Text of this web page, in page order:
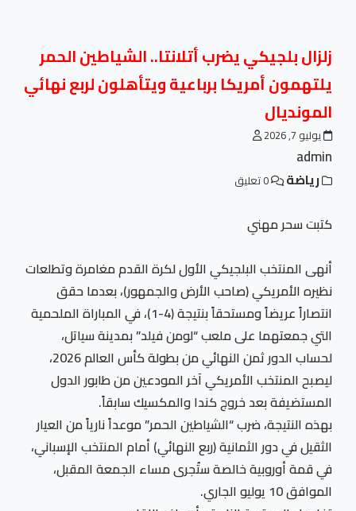
زلزال بلجيكي يضرب أتلانتا.. الشياطين الحمر
يلتهمون أمريكا برباعية ويتأهلون لربع نهائي
المونديال
يوليو 7, 2026
admin
رياضة
كتبت سحر مهني
أنهى المنتخب البلجيكي الأول لكرة القدم مغامرة وتطلعات
نظيره الأمريكي (صاحب الأرض والجمهور)، بعدما حقق
انتصاراً عريضاً ومستحقاً بنتيجة (4-1)، في المباراة الملحمية
التي جمعتهما على ملعب “لومن فيلد” بمدينة سياتل،
لحساب الدور ثمن النهائي من بطولة كأس العالم 2026،
ليصبح المنتخب الأمريكي آخر المودعين من طابور الدول
المستضيفة بعد خروج كندا والمكسيك سابقاً.
بهذه النتيجة، ضرب “الشياطين الحمر” موعداً نارياً من العيار
الثقيل في دور الثمانية (ربع النهائي) أمام المنتخب الإسباني،
في قمة أوروبية خالصة ستُجرى مساء الجمعة المقبل،
الموافق 10 يوليو الجاري.